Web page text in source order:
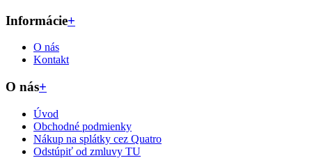
Informácie+
O nás
Kontakt
O nás+
Úvod
Obchodné podmienky
Nákup na splátky cez Quatro
Odstúpiť od zmluvy TU